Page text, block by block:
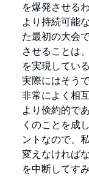
を爆発させる
より持続可能
た最初の大会
させることは
を実現してい
実際にはそう
非常によく相
より倹約的で
くのことを成
ントなので、
変えなければ
を中断してす